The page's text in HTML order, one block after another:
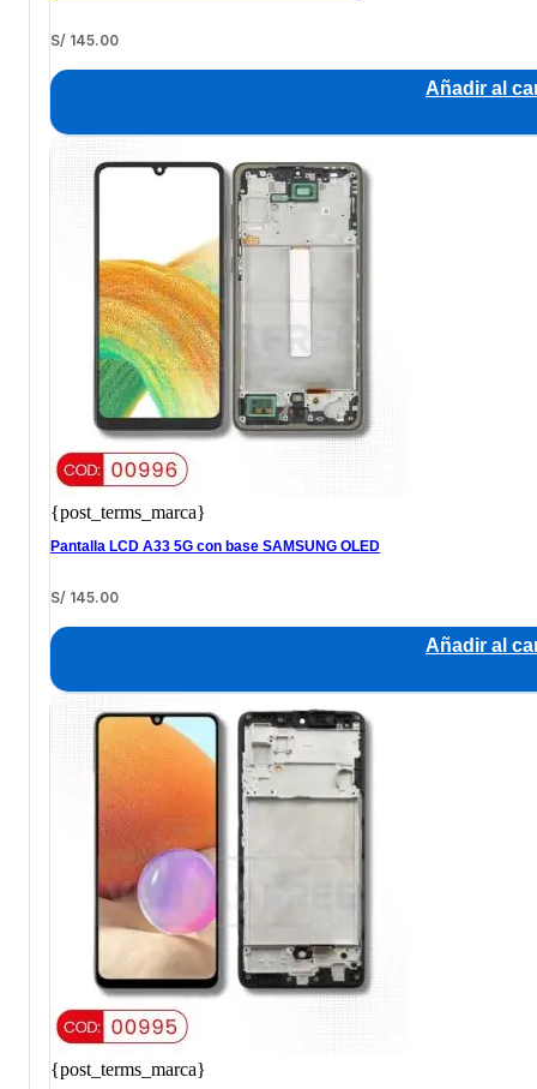
S/ 145.00
Añadir al
{post_terms_marca}
Pantalla LCD A33 5G con base SAMSUNG OLED
S/ 145.00
Añadir al
{post_terms_marca}